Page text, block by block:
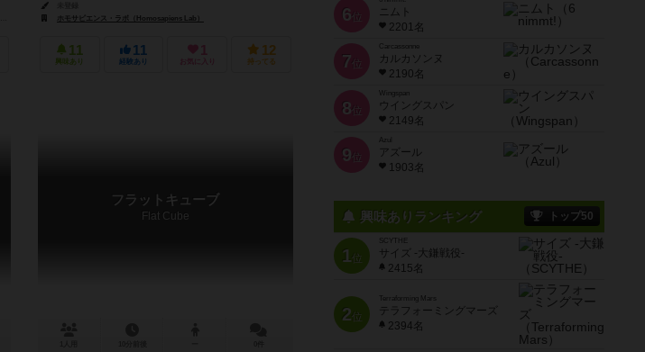
ホモサピエンス・ラボ（Homosapiens Lab）
11
興味あり
11
経験あり
1
お気に入り
12
持ってる
フラットキューブ
Flat Cube
6 位
ニムト
2201名
7 位
Carcassonne
カルカソンヌ
2190名
8 位
Wingspan
ウイングスパン
2149名
9 位
Azul
アズール
1903名
興味ありランキング トップ50
1位
SCYTHE
サイズ -大鎌戦役-
2415名
2位
Terraforming Mars
テラフォーミングマーズ
2394名